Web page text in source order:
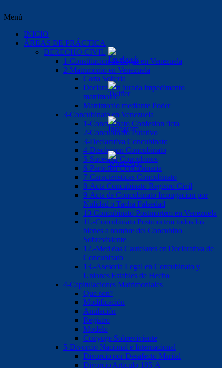
Menú
INICIO
ÁREAS DE PRÁCTICA
DERECHO CIVIL
1-Constitución de hogar en Venezuela
2-Matrimonio en Venezuela
Carta Solteria
Declaración jurada impedimento
matrimonio
Matrimonio mediante Poder
3-Concubinato en Venezuela
1-Concubinato Confesion ficta
2-Concubinato Putativo
3-Declarativa Concubinato
4-Disolucion Concubinato
5-Sucesión Concubinos
6-Partición Concubinaria
7-Caracteristicas Concubinato
8-Acta Concubinato Registro Civil
9-Acta de Concubinato Impugacion por
Nulidad o Tacha Falsedad
10-Concubinato Postmortem en Venezuela
11.-Concubinato Postmortem todos los
bienes a nombre del Concubino
Sobreviviente
12.-Medidas Cautelares en Declarativa de
Concubinato
13.-Asesoria Legal en Concubinato y
Uniones Estables de Hecho
4-Capitulaciones Matrimoniales
Que son?
Modificación
Anulación
Registro
Modelo
Conyuge Sobreviviente
5-Divorcio Nacional e Internacional
Divorcio por Desafecto Marital
Divorcio Articulo 185-A